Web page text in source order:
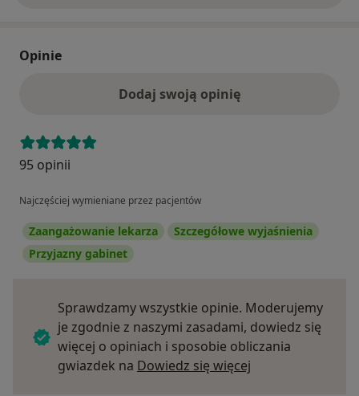
Opinie
Dodaj swoją opinię
95 opinii
Najczęściej wymieniane przez pacjentów
Zaangażowanie lekarza
Szczegółowe wyjaśnienia
Przyjazny gabinet
Sprawdzamy wszystkie opinie. Moderujemy
je zgodnie z naszymi zasadami, dowiedz się
więcej o opiniach i sposobie obliczania
gwiazdek na Dowiedz się więcej